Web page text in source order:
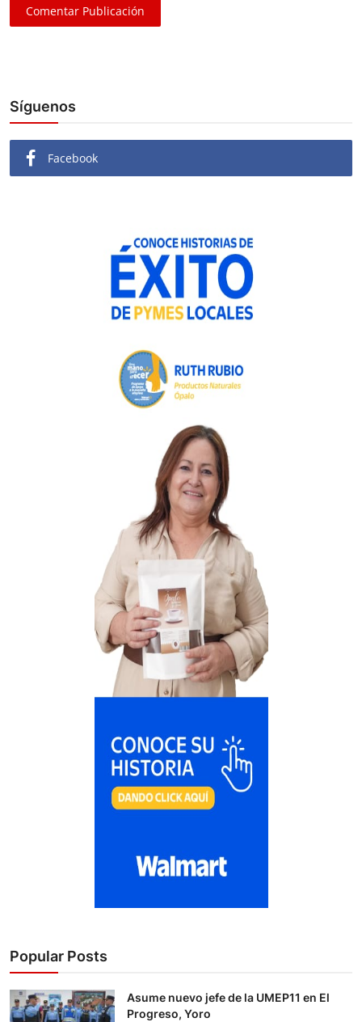
Comentar Publicación
Síguenos
Facebook
Popular Posts
Asume nuevo jefe de la UMEP11 en El
Progreso, Yoro